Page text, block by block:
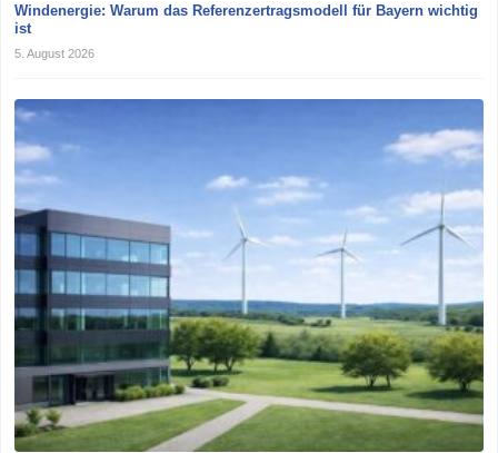
Windenergie: Warum das Referenzertragsmodell für Bayern wichtig
ist
5. August 2026